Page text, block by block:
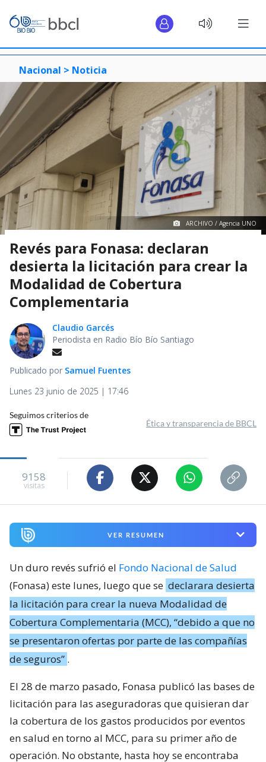
Nacional > Noticia
ARCHIVO / Agencia UNO
Revés para Fonasa: declaran
desierta la licitación para crear la
Modalidad de Cobertura
Complementaria
Claudio Garcés
Periodista en Radio Bío Bío Santiago
Publicado por Samuel Fuentes
Lunes 23 junio de 2025 | 17:46
Seguimos criterios de
Ética y transparencia de BBCL
9158
visitas
VER RESUMEN
Un duro revés sufrió el Fondo Nacional de Salud
(Fonasa) este lunes, luego que se declarara desierta
la licitación para crear la nueva Modalidad de
Cobertura Complementaria (MCC), “debido a que no
se presentaron ofertas por parte de las compañías
de seguros” .
El 28 de marzo pasado, Fonasa publicó las bases de
licitación para las aseguradoras que quisieran dar
la cobertura de los gastos producidos por eventos
en salud en torno al MCC, para su primer año de
operación. No obstante, hasta hoy se encontraba